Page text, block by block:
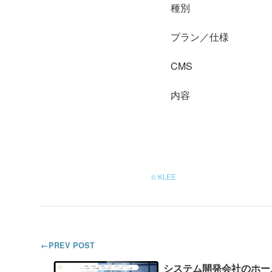
種別
プラン／仕様
CMS
内容
© KLEE
PREV POST
システム開発会社のホ